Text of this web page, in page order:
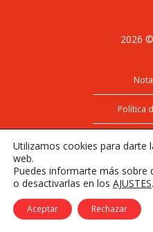
2026
Política
Utilizamos cookies para darte
web.
Puedes informarte más sobre
o desactivarlas en los AJUSTES.
Aceptar Rechazar